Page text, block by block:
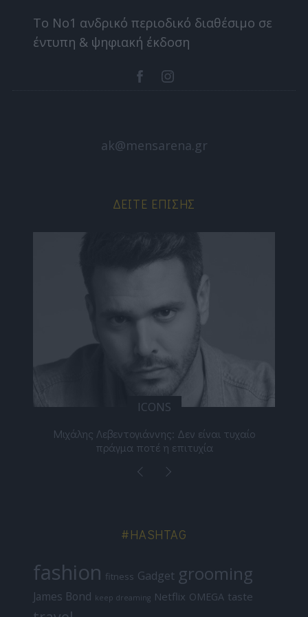
Το Nο1 ανδρικό περιοδικό διαθέσιμο σε
έντυπη & ψηφιακή έκδοση
ak@mensarena.gr
ΔΕΊΤΕ ΕΠΊΣΗΣ
ICONS
Μιχάλης Λεβεντογιάννης: Δεν είναι τυχαίο
πράγμα ποτέ η επιτυχία
#HASHTAG
fashion fitness Gadget grooming
James Bond keep dreaming Netflix OMEGA taste